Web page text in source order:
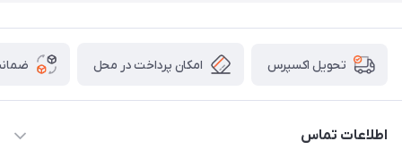
تحویل اکسپرس امکان پرداخت در محل
اطلاعات تماس